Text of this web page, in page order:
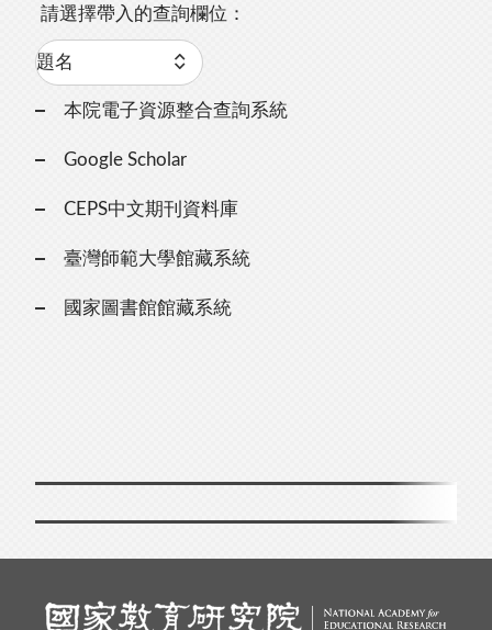
請選擇帶入的查詢欄位：
本院電子資源整合查詢系統
Google Scholar
CEPS中文期刊資料庫
臺灣師範大學館藏系統
國家圖書館館藏系統